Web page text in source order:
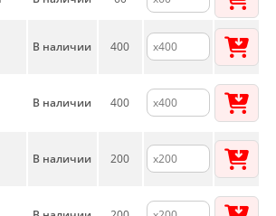
В наличии 400
В наличии 400
В наличии 200